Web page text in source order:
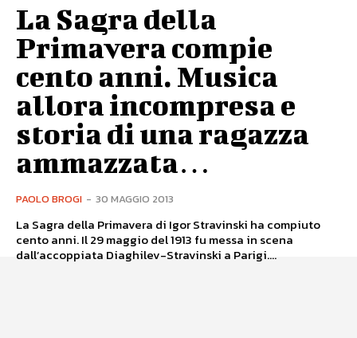
La Sagra della
Primavera compie
cento anni. Musica
allora incompresa e
storia di una ragazza
ammazzata…
PAOLO BROGI - 30 MAGGIO 2013
La Sagra della Primavera di Igor Stravinski ha compiuto
cento anni. Il 29 maggio del 1913 fu messa in scena
dall’accoppiata Diaghilev-Stravinski a Parigi....